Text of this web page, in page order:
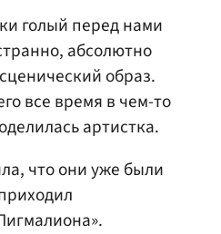
голый перед нами
абсолютно
образ.
все время в чем-то
артистка.
что они уже были